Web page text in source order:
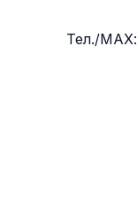
Тел./МАХ: